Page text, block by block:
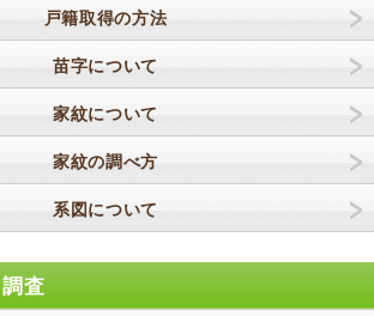
戸籍取得の方法
苗字について
家紋について
家紋の調べ方
系図について
査